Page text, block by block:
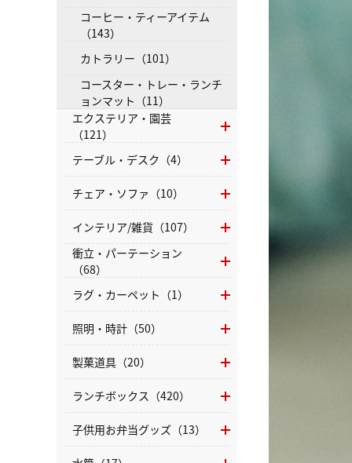
コーヒー・ティーアイテム
（143）
カトラリー（101）
コースター・トレー・ランチ
ョンマット（11）
エクステリア・園芸
（121）
テーブル・デスク（4）
チェア・ソファ（10）
インテリア/雑貨（107）
衝立・パーテーション
（68）
ラグ・カーペット（1）
照明・時計（50）
製菓道具（20）
ランチボックス（420）
子供用お弁当グッズ（13）